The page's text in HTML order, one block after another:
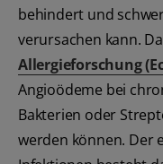
behindert und
verursachen kann.
Allergieforschung
Angioödeme bei
Bakterien oder
werden können. Der